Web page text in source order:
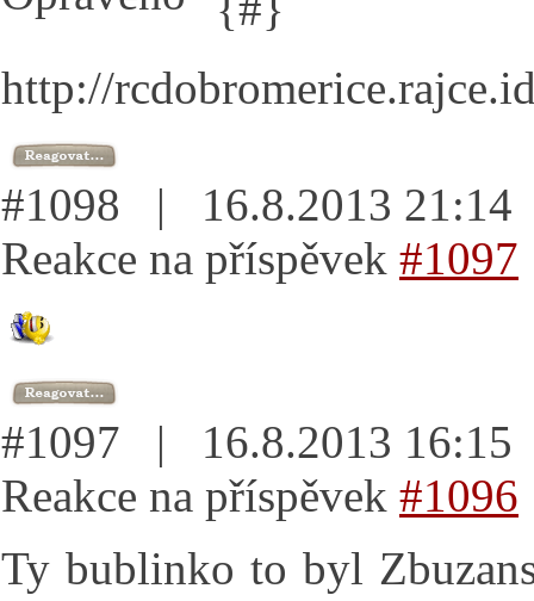
http://
#1098 | 16.8.2013
Reakce na příspěvek #1097
#1097 | 16.8.2013
Reakce na příspěvek #1096
Ty bublinko to byl